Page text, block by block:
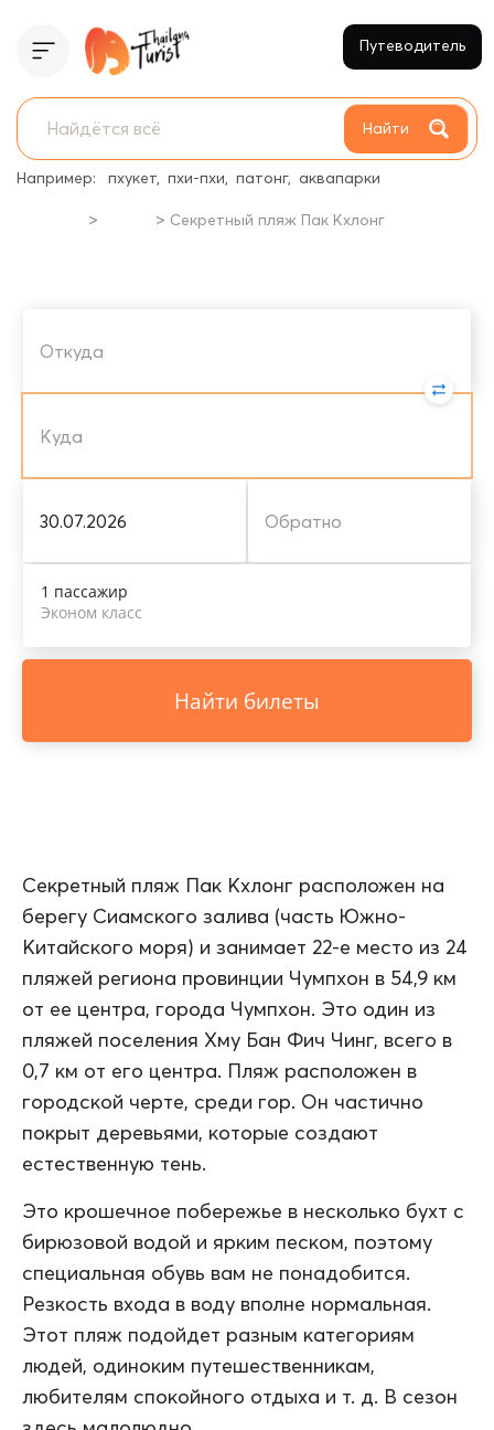
Найти
Например: пхукет пхи-пхи патонг аквапарки
Путеводитель
> > Секретный пляж Пак Кхлонг
1 пассажир
Эконом класс
Найти билеты
Секретный пляж Пак Кхлонг расположен на
берегу Сиамского залива (часть Южно-
Китайского моря) и занимает 22-е место из 24
пляжей региона провинции Чумпхон в 54,9 км
от ее центра, города Чумпхон. Это один из
пляжей поселения Хму Бан Фич Чинг, всего в
0,7 км от его центра. Пляж расположен в
городской черте, среди гор. Он частично
покрыт деревьями, которые создают
естественную тень.
Это крошечное побережье в несколько бухт с
бирюзовой водой и ярким песком, поэтому
специальная обувь вам не понадобится.
Резкость входа в воду вполне нормальная.
Этот пляж подойдет разным категориям
людей, одиноким путешественникам,
любителям спокойного отдыха и т. д. В сезон